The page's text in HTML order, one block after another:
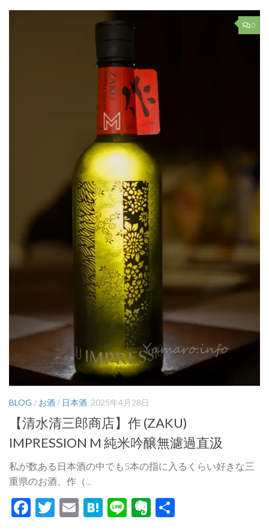
0
BLOG / お酒/ 日本酒 2025年4月28日
【清水清三郎商店】作 (ZAKU)
IMPRESSION M 純米吟醸無濾過直汲
私が数ある日本酒の中でも5本の指に入るくらい好きな三
重県のお酒、作（...
Facebook
Twitter
EmailHatena
LineEvernote